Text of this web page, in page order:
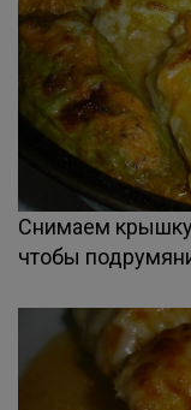
Снимаем крышку
чтобы